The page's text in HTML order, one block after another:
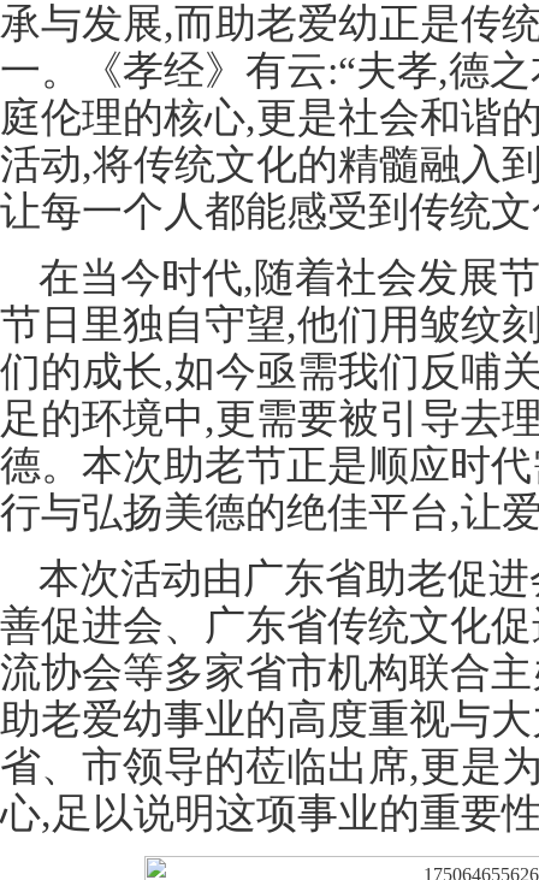
承与发展,而助老爱幼正是传
一。《孝经》有云:“夫孝,德
庭伦理的核心,更是社会和谐
活动,将传统文化的精髓融入
让每一个人都能感受到传统
在当今时代,随着社会发展
节日里独自守望,他们用皱纹
们的成长,如今亟需我们反哺
足的环境中,更需要被引导去
德。本次助老节正是顺应时
行与弘扬美德的绝佳平台,让
本次活动由广东省助老促
善促进会、广东省传统文化
流协会等多家省市机构联合
助老爱幼事业的高度重视与
省、市领导的莅临出席,更是
心,足以说明这项事业的重要